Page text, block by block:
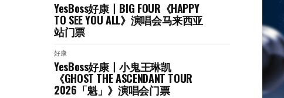
YesBoss好康丨BIG FOUR《HAPPY
TO SEE YOU ALL》演唱会马来西亚
站门票
好康
YesBoss好康丨小鬼王琳凯
《GHOST THE ASCENDANT TOUR
2026「魁」》演唱会门票